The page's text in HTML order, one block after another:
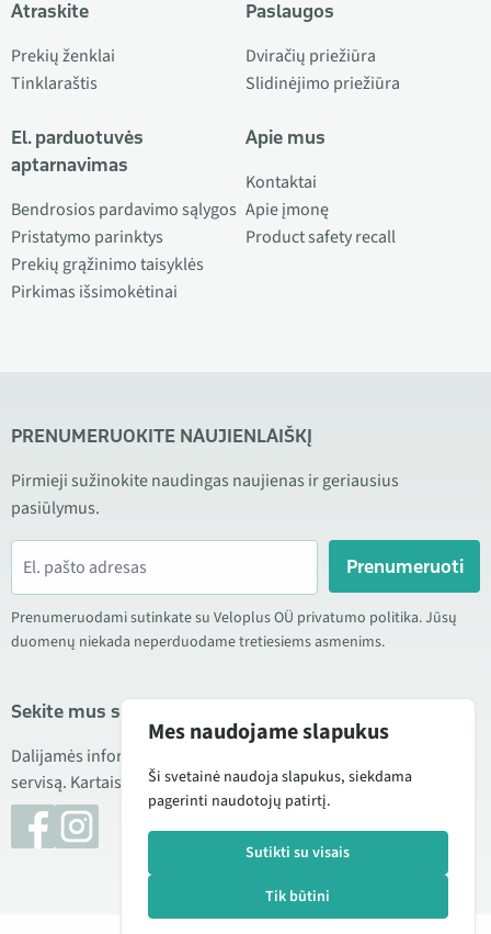
Atraskite
Prekių ženklai
Tinklaraštis
El. parduotuvės
aptarnavimas
Bendrosios pardavimo sąlygos
Pristatymo parinktys
Prekių grąžinimo taisyklės
Pirkimas išsimokėtinai
Paslaugos
Dviračių priežiūra
Slidinėjimo priežiūra
Apie mus
Kontaktai
Apie įmonę
Product safety recall
PRENUMERUOKITE NAUJIENLAIŠKĮ
Pirmieji sužinokite naudingas naujienas ir geriausius
pasiūlymus.
Prenumeruoti
Prenumeruodami sutinkate su Veloplus OÜ privatumo politika. Jūsų
duomenų niekada neperduodame tretiesiems asmenims.
Sekite mus socialiniuose tinkluose
Dalijamės informacija apie geras kainas, naujus produktus ir
servisą. Kartais taip pat publikuojame produktų apžvalgas.
Mes naudojame slapukus
Ši svetainė naudoja slapukus, siekdama
pagerinti naudotojų patirtį.
Sutikti su visais
Tik būtini